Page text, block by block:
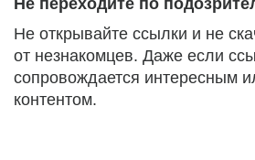
Не переходите по
Не открывайте ссылки и не
от незнакомцев. Даже если
сопровождается интересным
контентом.